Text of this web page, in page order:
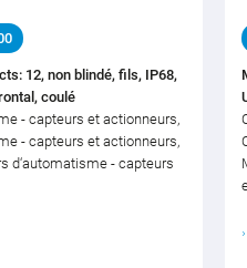
12, non blindé, fils, IP68,
coulé
- capteurs et actionneurs,
- capteurs et actionneurs,
d‘automatisme - capteurs